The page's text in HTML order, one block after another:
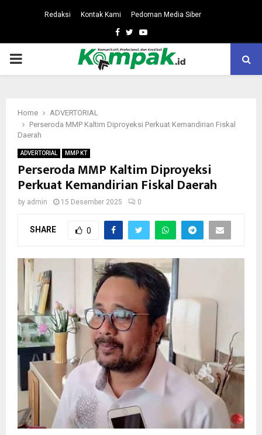
Redaksi Kontak Kami Pedoman Media Siber
Facebook
TwitterYoutube
PRIMARY
Home
ADVERTORIAL
Perseroda MMP Kaltim Diproyeksi Perkuat Kemandirian Fiskal
Daerah
ADVERTORIAL MMP KT
Perseroda MMP Kaltim Diproyeksi
Perkuat Kemandirian Fiskal Daerah
by admin 15 Desember 2025 0
SHARE 0